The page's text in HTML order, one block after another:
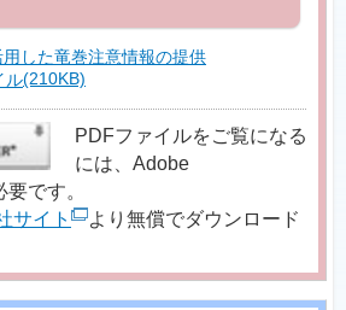
用した竜巻注意情報の提供
(210KB)
PDFファイルをご覧になる
には、Adobe
です。
サイト
より無償でダウンロード